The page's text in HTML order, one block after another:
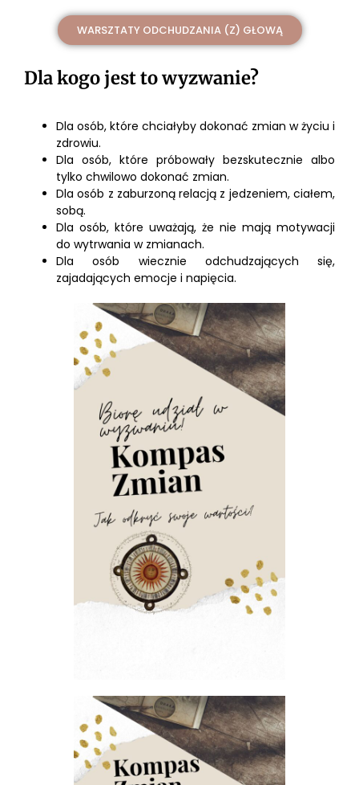
WARSZTATY ODCHUDZANIA (Z) GŁOWĄ
Dla kogo jest to wyzwanie?
Dla osób, które chciałyby dokonać zmian w życiu i
zdrowiu.
Dla osób, które próbowały bezskutecznie albo
tylko chwilowo dokonać zmian.
Dla osób z zaburzoną relacją z jedzeniem, ciałem,
sobą.
Dla osób, które uważają, że nie mają motywacji
do wytrwania w zmianach.
Dla osób wiecznie odchudzających się,
zajadających emocje i napięcia.